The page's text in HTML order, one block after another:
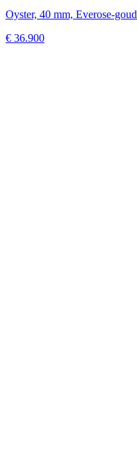
Oyster, 40 mm, Everose-goud
€ 36.900